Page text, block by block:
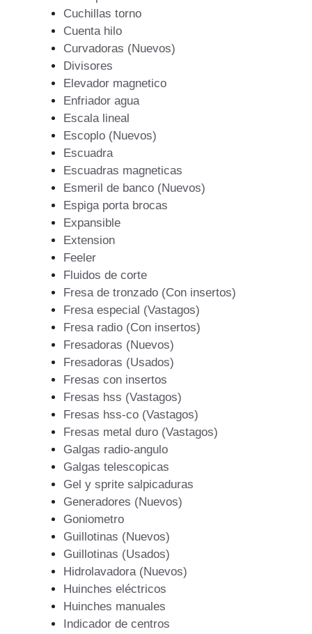
Cuchillas torno
Cuenta hilo
Curvadoras (Nuevos)
Divisores
Elevador magnetico
Enfriador agua
Escala lineal
Escoplo (Nuevos)
Escuadra
Escuadras magneticas
Esmeril de banco (Nuevos)
Espiga porta brocas
Expansible
Extension
Feeler
Fluidos de corte
Fresa de tronzado (Con insertos)
Fresa especial (Vastagos)
Fresa radio (Con insertos)
Fresadoras (Nuevos)
Fresadoras (Usados)
Fresas con insertos
Fresas hss (Vastagos)
Fresas hss-co (Vastagos)
Fresas metal duro (Vastagos)
Galgas radio-angulo
Galgas telescopicas
Gel y sprite salpicaduras
Generadores (Nuevos)
Goniometro
Guillotinas (Nuevos)
Guillotinas (Usados)
Hidrolavadora (Nuevos)
Huinches eléctricos
Huinches manuales
Indicador de centros